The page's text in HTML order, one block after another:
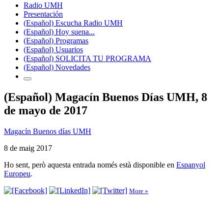
Radio UMH
Presentación
(Español) Escucha Radio UMH
(Español) Hoy suena...
(Español) Programas
(Español) Usuarios
(Español) SOLICITA TU PROGRAMA
(Español) Novedades
(Español) Magacín Buenos Días UMH, 8
de mayo de 2017
Magacín Buenos días UMH
8 de maig 2017
Ho sent, però aquesta entrada només està disponible en Espanyol
Europeu.
More »